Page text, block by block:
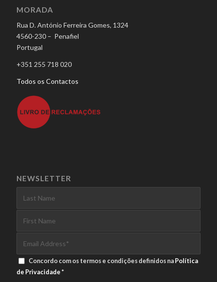
MORADA
Rua D. António Ferreira Gomes, 1324
4560-230 – Penafiel
Portugal
+351 255 718 020
Todos os Contactos
NEWSLETTER
Concordo com os termos e condições definidos naPolítica
de Privacidade*